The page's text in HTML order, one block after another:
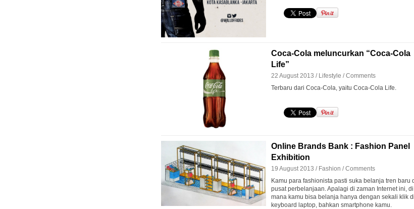
Coca-Cola meluncurkan “Coca-Cola
Life”
22 August 2013 / Lifestyle /Comments
Terbaru dari Coca-Cola, yaitu Coca-Cola Life.
Online Brands Bank : Fashion Panel
Exhibition
19 August 2013 / Fashion /Comments
Kamu para fashionista pasti suka belanja tren baru
pusat perbelanjaan. Apalagi di zaman Internet ini, di
mana kamu bisa belanja hanya dengan sekali klik di
keyboard laptop, bahkan smartphone kamu.